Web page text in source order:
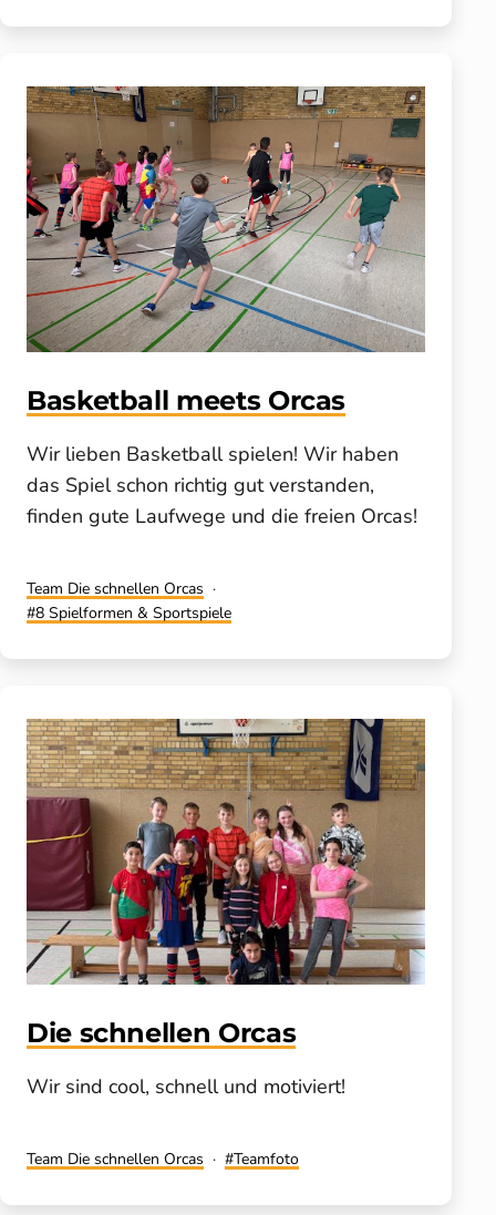
Basketball meets Orcas
Wir lieben Basketball spielen! Wir haben
das Spiel schon richtig gut verstanden,
finden gute Laufwege und die freien Orcas!
Kategorisiert
als
Team Die schnellen Orcas
Verschlagwortet
8 Spielformen & Sportspiele
Die schnellen Orcas
Wir sind cool, schnell und motiviert!
Kategorisiert
Team Die schnellen Orcas
Verschlagwortet
Teamfoto